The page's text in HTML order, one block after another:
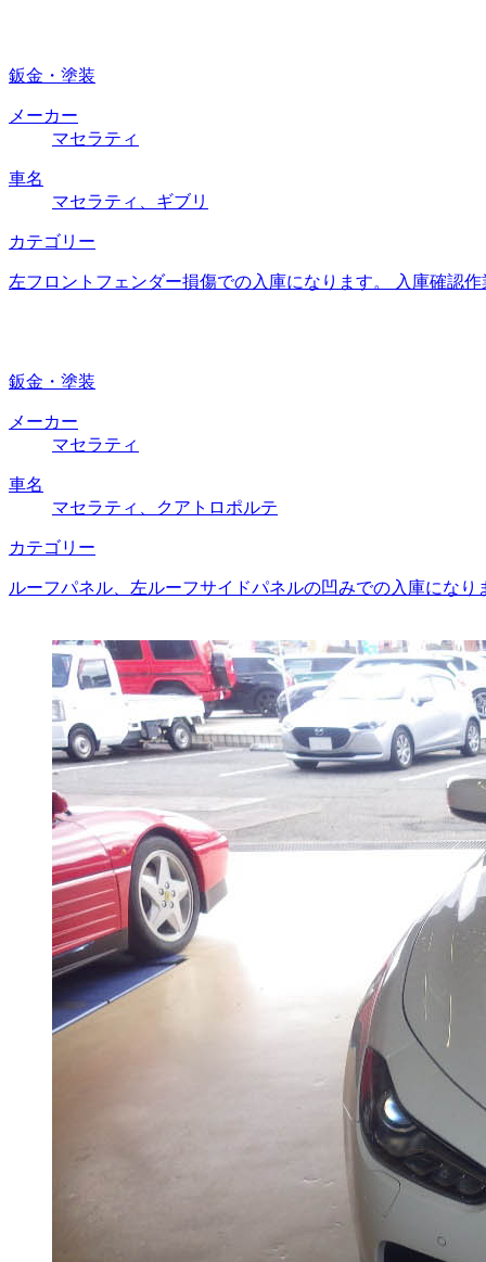
鈑金・塗装
メーカー
マセラティ
車名
マセラティ、ギブリ
カテゴリー
左フロントフェンダー損傷での入庫になります。 入庫確認
鈑金・塗装
メーカー
マセラティ
車名
マセラティ、クアトロポルテ
カテゴリー
ルーフパネル、左ルーフサイドパネルの凹みでの入庫にな